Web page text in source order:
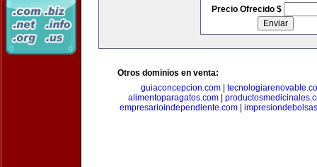
Precio Ofrecido $
Otros dominios en venta:
guiaconcepcion.com|
alimentoparagatos.com
empresarioindependiente.com